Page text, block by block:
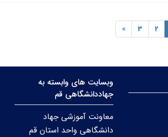
2
3
»
وبسایت های وابسته به
جهاددانشگاهی قم
معاونت آموزشی جهاد
دانشگاهی واحد استان قم